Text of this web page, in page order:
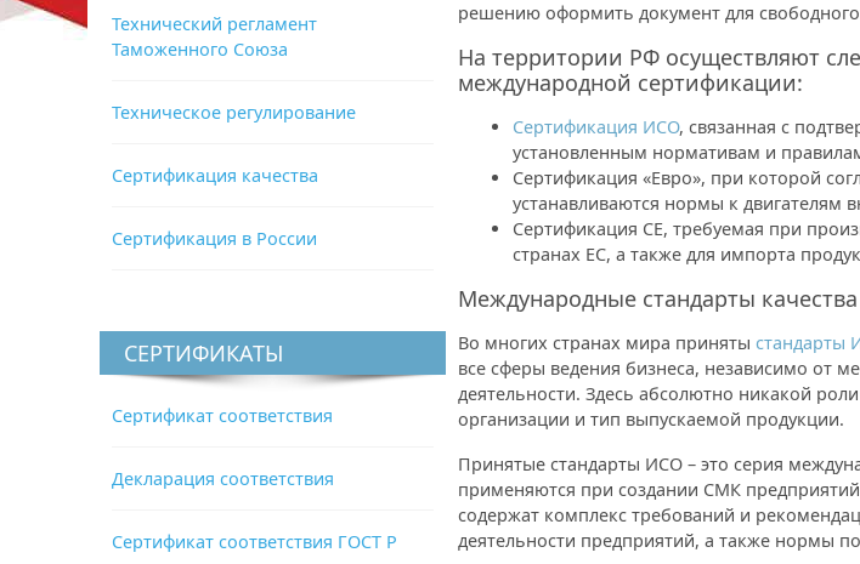
Технический регламент
Таможенного Союза
Техническое регулирование
Сертификация качества
Сертификация в России
СЕРТИФИКАТЫ
Сертификат соответствия
Декларация соответствия
Сертификат соответствия ГОСТ Р
решению оформить документ для
На территории РФ осуществляют
международной сертификации:
Сертификация ИСО, связанная с
установленным нормативам и
Сертификация «Евро», при которой
устанавливаются нормы к двигателям
Сертификация СЕ, требуемая при
странах ЕС, а также для импорта
Международные стандарты качества
Во многих странах мира приняты стандарты
все сферы ведения бизнеса, независимо от
деятельности. Здесь абсолютно никакой
организации и тип выпускаемой продукции.
Принятые стандарты ИСО – это серия
применяются при создании СМК
содержат комплекс требований и
деятельности предприятий, а также нормы